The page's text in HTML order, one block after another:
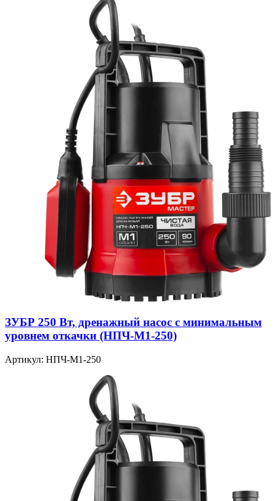
ЗУБР 250 Вт, дренажный насос с минимальным
уровнем откачки (НПЧ-М1-250)
Артикул: НПЧ-М1-250